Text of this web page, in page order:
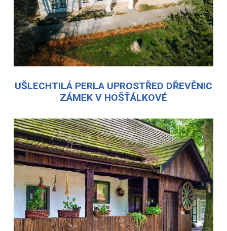
UŠLECHTILÁ PERLA UPROSTŘED DŘEVĚNIC
ZÁMEK V HOŠŤÁLKOVÉ